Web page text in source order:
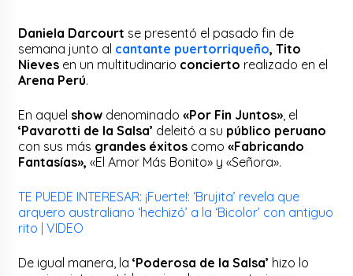
Daniela Darcourt se presentó el pasado fin de
semana junto al cantante puertorriqueño, Tito
Nieves en un multitudinario concierto realizado en el
Arena Perú.
En aquel show denominado«Por Fin Juntos» , el
‘Pavarotti de la Salsa’ deleitó a su público peruano
con sus más grandes éxitos como«Fabricando
Fantasías», «El Amor Más Bonito» y «Señora».
TE PUEDE INTERESAR: ¡Fuerte!: ‘Brujita’ revela que
arquero australiano ‘hechizó’ a la ‘Bicolor’ con antiguo
rito | VIDEO
De igual manera, la‘Poderosa de la Salsa’ hizo lo